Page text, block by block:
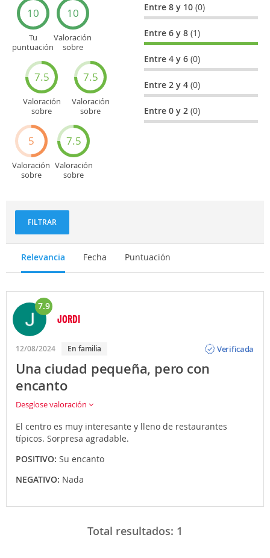
10
Tu
puntuación
10
Valoración
sobre
7.5
Valoración
sobre
7.5
Valoración
sobre
turísticos
5
Valoración
sobre
7.5
Valoración
sobre
Entre 8 y 10(0)
Entre 6 y 8(1)
Entre 4 y 6(0)
Entre 2 y 4(0)
Entre 0 y 2(0)
FILTRAR
Relevancia Fecha Puntuación
7.9
JORDI
12/08/2024 En familia
Verificada
Una ciudad pequeña, pero con
encanto
Desglose valoración
El centro es muy interesante y lleno de restaurantes
típicos. Sorpresa agradable.
POSITIVO: Su encanto
NEGATIVO: Nada
Total resultados: 1